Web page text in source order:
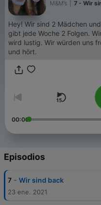
M&M’s 7 - Wir
Hey! Wir sind 2 Mädchen
gibt jede Woche 2 Folgen.
wird lustig. Wir würden uns
und hört.
00:00
Episodios
7 - Wir sind back
23 ene. 2021